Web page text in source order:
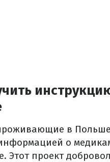
в Польше,
о
Этот проект